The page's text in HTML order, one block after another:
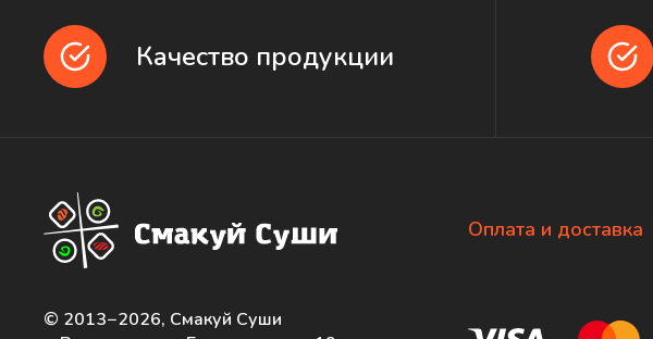
Качество продукции
Оплата и доставка
© 2013−2026, Смакуй Суши